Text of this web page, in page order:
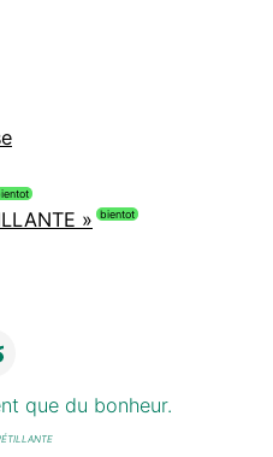
»
que du bonheur.